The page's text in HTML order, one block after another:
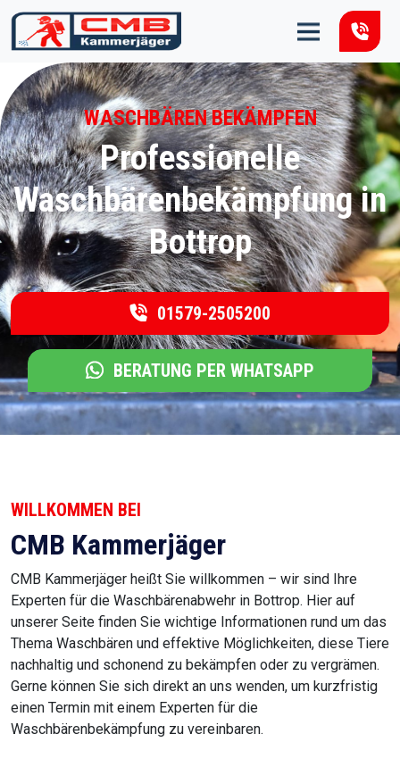
Zum Inhalt springen
WASCHBÄREN BEKÄMPFEN
Professionelle
Waschbärenbekämpfung in
Bottrop
01579-2505200
BERATUNG PER WHATSAPP
WILLKOMMEN BEI
CMB Kammerjäger
CMB Kammerjäger heißt Sie willkommen – wir sind Ihre
Experten für die Waschbärenabwehr in Bottrop. Hier auf
unserer Seite finden Sie wichtige Informationen rund um das
Thema Waschbären und effektive Möglichkeiten, diese Tiere
nachhaltig und schonend zu bekämpfen oder zu vergrämen.
Gerne können Sie sich direkt an uns wenden, um kurzfristig
einen Termin mit einem Experten für die
Waschbärenbekämpfung zu vereinbaren.